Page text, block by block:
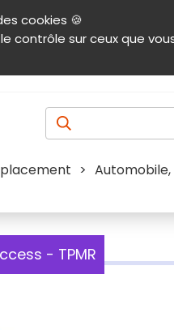
cookies 🍪
contrôle sur ceux que
Menu principal
Produits &
>
- TPMR